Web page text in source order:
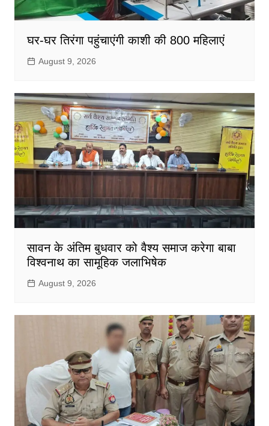
घर-घर तिरंगा पहुंचाएंगी काशी की 800 महिलाएं
August 9, 2026
सावन के अंतिम बुधवार को वैश्य समाज करेगा बाबा
विश्वनाथ का सामूहिक जलाभिषेक
August 9, 2026